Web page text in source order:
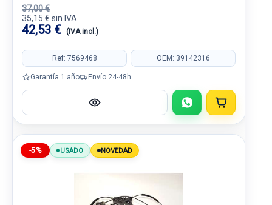
37,00 €
35,15 € sin IVA.
42,53 € (IVA incl.)
Ref: 7569468 OEM: 39142316
Garantía 1 año Envío 24-48h
-5% USADO NOVEDAD